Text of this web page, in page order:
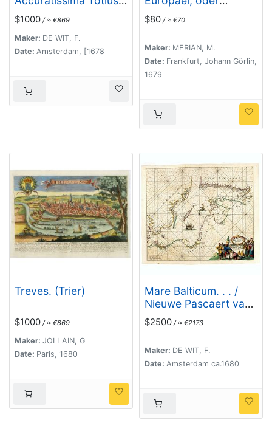
Americae descriptio..
$1000 / ≈ €869
Maker: DE WIT, F.
Date: Amsterdam, [1678
Beschreibung . . .
$80 / ≈ €70
Maker: MERIAN, M.
Date: Frankfurt, Johann Görlin,
1679
Treves. (Trier)
$1000 / ≈ €869
Maker: JOLLAIN, G
Date: Paris, 1680
Mare Balticum. . . /
Nieuwe Pascaert van
de Oost Zee. . .
$2500 / ≈ €2173
Maker: DE WIT, F.
Date: Amsterdam ca.1680